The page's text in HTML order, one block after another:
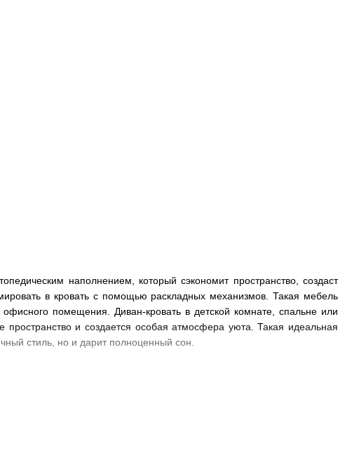
наполнением, который сэкономит пространство, создаст
в кровать с помощью раскладных механизмов. Такая мебель
помещения. Диван-кровать в детской комнате, спальне или
пространство и создается особая атмосфера уюта. Такая идеальная
стиль, но и дарит полноценный сон.